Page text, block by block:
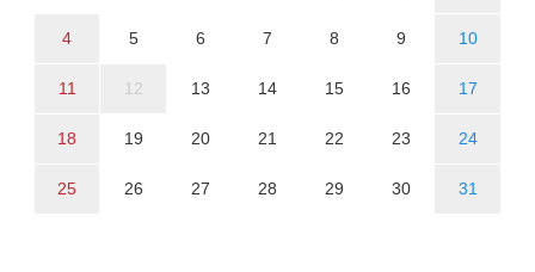
4 5 6 7 8 9 10
11 12 13 14 15 16 17
18 19 20 21 22 23 24
25 26 27 28 29 30 31